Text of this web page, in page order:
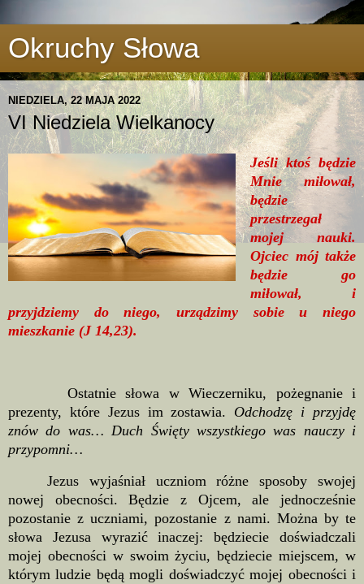
Okruchy Słowa
NIEDZIELA, 22 MAJA 2022
VI Niedziela Wielkanocy
Jeśli ktoś będzie
Mnie miłował,
będzie
przestrzegał
mojej nauki.
Ojciec mój także
będzie go
miłował, i
przyjdziemy do niego, urządzimy sobie u niego
mieszkanie (J 14,23).
Ostatnie słowa w Wieczerniku, pożegnanie i
prezenty, które Jezus im zostawia. Odchodzę i przyjdę
znów do was… Duch Święty wszystkiego was nauczy i
przypomni…
Jezus wyjaśniał uczniom różne sposoby swojej
nowej obecności. Będzie z Ojcem, ale jednocześnie
pozostanie z uczniami, pozostanie z nami. Można by te
słowa Jezusa wyrazić inaczej: będziecie doświadczali
mojej obecności w swoim życiu, będziecie miejscem, w
którym ludzie będą mogli doświadczyć mojej obecności i